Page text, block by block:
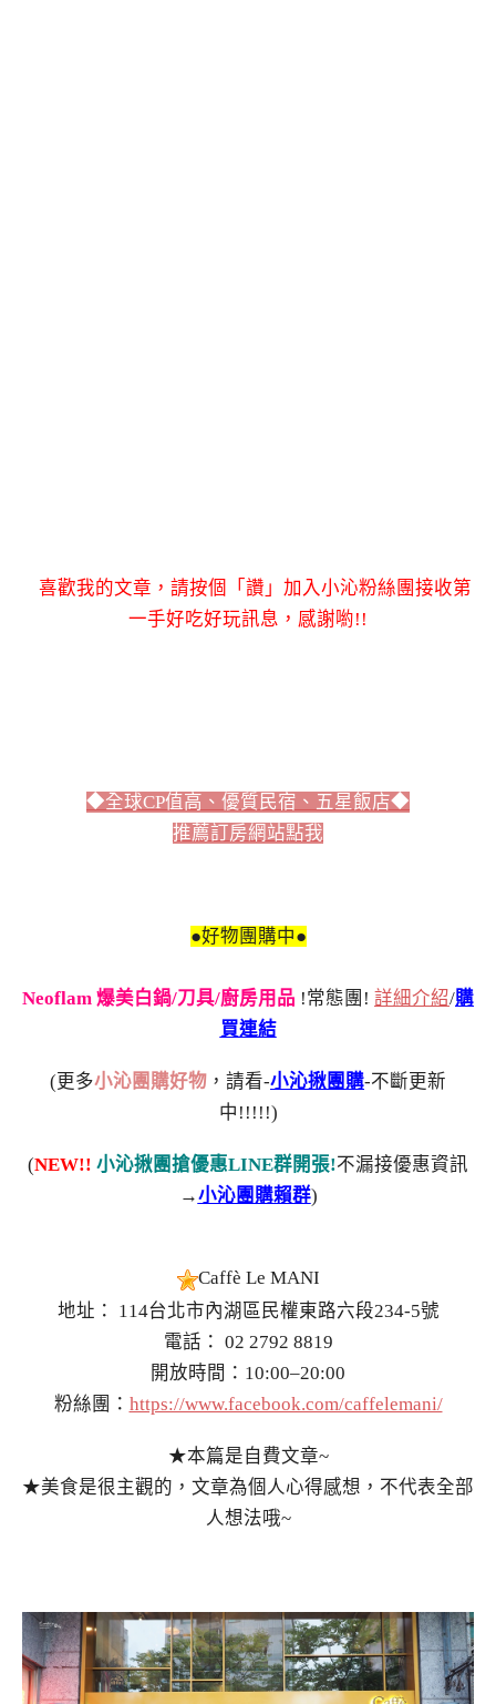
喜歡我的文章，請按個「讚」加入小沁粉絲團接收第
一手好吃好玩訊息，感謝喲!!
◆全球CP值高、優質民宿、五星飯店◆
推薦訂房網站點我
●好物團購中●
Neoflam 爆美白鍋/刀具/廚房用品 !常態團! 詳細介紹/購
買連結
(更多小沁團購好物 ，請看-小沁揪團購-不斷更新
中!!!!!)
(NEW!! 小沁揪團搶優惠LINE群開張!不漏接優惠資訊
→小沁團購賴群)
Caffè Le MANI
地址： 114台北市內湖區民權東路六段234-5號
電話： 02 2792 8819
開放時間：10:00–20:00
粉絲團： https://www.facebook.com/caffelemani/
★本篇是自費文章~
★美食是很主觀的，文章為個人心得感想，不代表全部
人想法哦~